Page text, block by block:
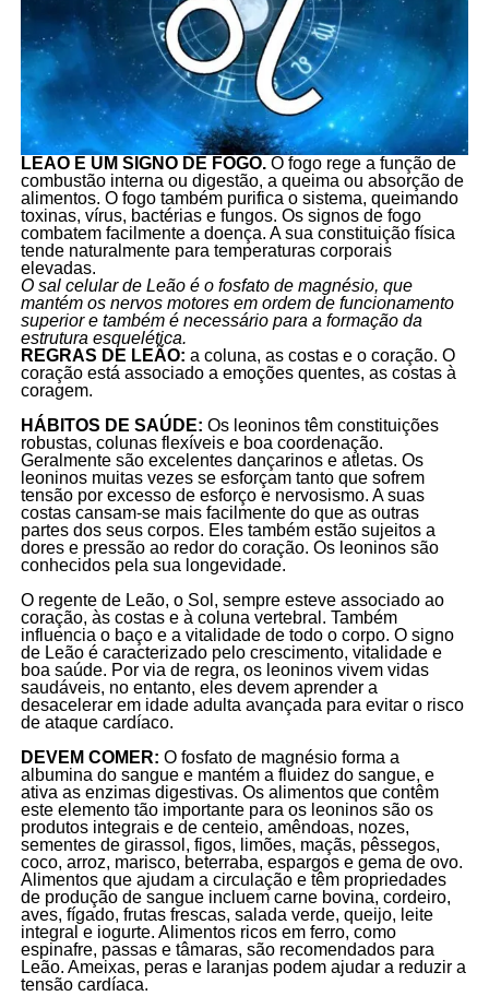
LEÃO É UM SIGNO DE FOGO.O fogo rege a função de
combustão interna ou digestão, a queima ou absorção de
alimentos. O fogo também purifica o sistema, queimando
toxinas, vírus, bactérias e fungos. Os signos de fogo
combatem facilmente a doença. A sua constituição física
tende naturalmente para temperaturas corporais
elevadas.
O sal celular de Leão é o fosfato de magnésio, que
mantém os nervos motores em ordem de funcionamento
superior e também é necessário para a formação da
estrutura esquelética.
REGRAS DE LEÃO: a coluna, as costas e o coração. O
coração está associado a emoções quentes, as costas à
coragem.
HÁBITOS DE SAÚDE: Os leoninos têm constituições
robustas, colunas flexíveis e boa coordenação.
Geralmente são excelentes dançarinos e atletas. Os
leoninos muitas vezes se esforçam tanto que sofrem
tensão por excesso de esforço e nervosismo. A suas
costas cansam-se mais facilmente do que as outras
partes dos seus corpos. Eles também estão sujeitos a
dores e pressão ao redor do coração. Os leoninos são
conhecidos pela sua longevidade.
O regente de Leão, o Sol, sempre esteve associado ao
coração, às costas e à coluna vertebral. Também
influencia o baço e a vitalidade de todo o corpo. O signo
de Leão é caracterizado pelo crescimento, vitalidade e
boa saúde. Por via de regra, os leoninos vivem vidas
saudáveis, no entanto, eles devem aprender a
desacelerar em idade adulta avançada para evitar o risco
de ataque cardíaco.
DEVEM COMER: O fosfato de magnésio forma a
albumina do sangue e mantém a fluidez do sangue, e
ativa as enzimas digestivas. Os alimentos que contêm
este elemento tão importante para os leoninos são os
produtos integrais e de centeio, amêndoas, nozes,
sementes de girassol, figos, limões, maçãs, pêssegos,
coco, arroz, marisco, beterraba, espargos e gema de ovo.
Alimentos que ajudam a circulação e têm propriedades
de produção de sangue incluem carne bovina, cordeiro,
aves, fígado, frutas frescas, salada verde, queijo, leite
integral e iogurte. Alimentos ricos em ferro, como
espinafre, passas e tâmaras, são recomendados para
Leão. Ameixas, peras e laranjas podem ajudar a reduzir a
tensão cardíaca.